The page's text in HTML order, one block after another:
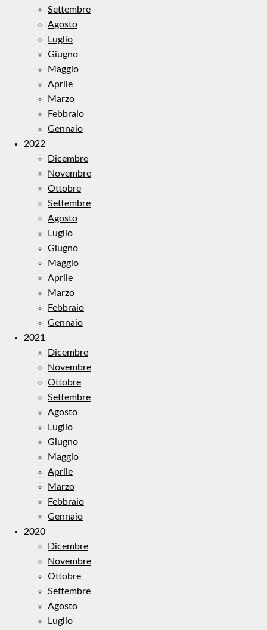
Settembre
Agosto
Luglio
Giugno
Maggio
Aprile
Marzo
Febbraio
Gennaio
2022
Dicembre
Novembre
Ottobre
Settembre
Agosto
Luglio
Giugno
Maggio
Aprile
Marzo
Febbraio
Gennaio
2021
Dicembre
Novembre
Ottobre
Settembre
Agosto
Luglio
Giugno
Maggio
Aprile
Marzo
Febbraio
Gennaio
2020
Dicembre
Novembre
Ottobre
Settembre
Agosto
Luglio